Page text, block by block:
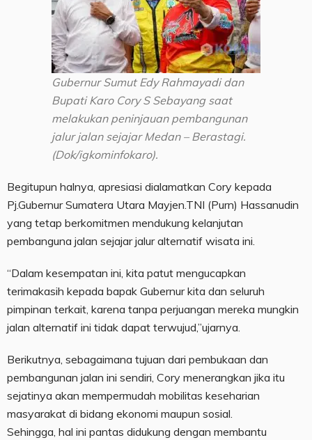
Gubernur Sumut Edy Rahmayadi dan
Bupati Karo Cory S Sebayang saat
melakukan peninjauan pembangunan
jalur jalan sejajar Medan – Berastagi.
(Dok/igkominfokaro).
Begitupun halnya, apresiasi dialamatkan Cory kepada
Pj.Gubernur Sumatera Utara Mayjen.TNI (Purn) Hassanudin
yang tetap berkomitmen mendukung kelanjutan
pembanguna jalan sejajar jalur alternatif wisata ini.
“Dalam kesempatan ini, kita patut mengucapkan
terimakasih kepada bapak Gubernur kita dan seluruh
pimpinan terkait, karena tanpa perjuangan mereka mungkin
jalan alternatif ini tidak dapat terwujud,”ujarnya.
Berikutnya, sebagaimana tujuan dari pembukaan dan
pembangunan jalan ini sendiri, Cory menerangkan jika itu
sejatinya akan mempermudah mobilitas keseharian
masyarakat di bidang ekonomi maupun sosial.
Sehingga, hal ini pantas didukung dengan membantu